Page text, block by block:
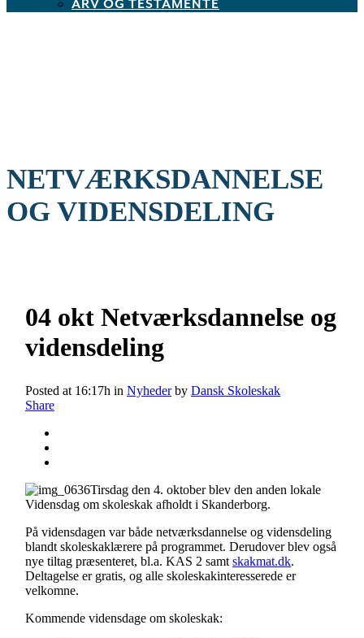
ARV OG TESTAMENTE
NETVÆRKSDANNELSE
OG VIDENSDELING
04 okt Netværksdannelse og
vidensdeling
Posted at 16:17h in Nyheder by Dansk Skoleskak
Share
Tirsdag den 4. oktober blev den anden lokale
Vidensdag om skoleskak afholdt i Skanderborg.
På vidensdagen var både netværksdannelse og vidensdeling
blandt skoleskaklærere på programmet. Derudover blev også
nye tiltag præsenteret, bl.a. KAS 2 samt skakmat.dk.
Deltagelse er gratis, og alle skoleskakinteresserede er
velkomne.
Kommende vidensdage om skoleskak: